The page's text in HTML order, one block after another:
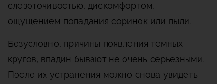
слезоточивостью, дискомфортом,
ощущением попадания соринок или пыли.
Безусловно, причины появления темных
кругов, впадин бывают не очень серьезными.
После их устранения можно снова увидеть